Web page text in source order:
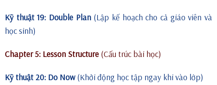
Kỹ thuật 19: Double Plan(Lập kế hoạch cho cả giáo viên và
học sinh)
Chapter 5: Lesson Structure (Cấu trúc bài học)
Kỹ thuật 20: Do Now(Khởi động học tập ngay khi vào lớp)